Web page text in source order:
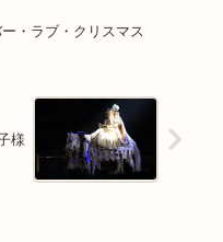
・ラブ・クリスマス
様